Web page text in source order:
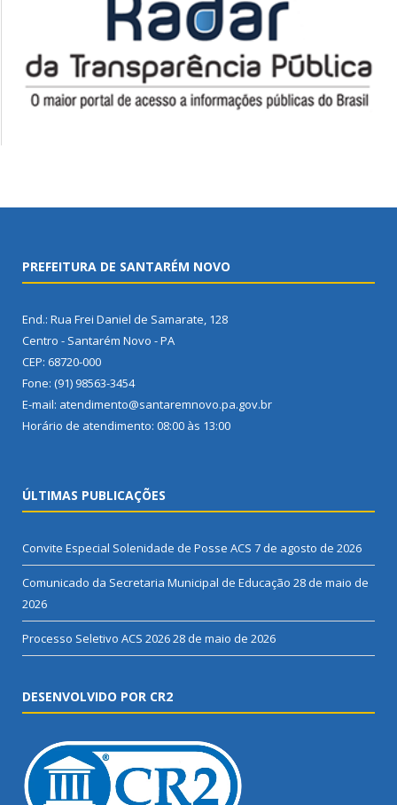
PREFEITURA DE SANTARÉM NOVO
End.: Rua Frei Daniel de Samarate, 128
Centro - Santarém Novo - PA
CEP: 68720-000
Fone: (91) 98563-3454
E-mail: atendimento@santaremnovo.pa.gov.br
Horário de atendimento: 08:00 às 13:00
ÚLTIMAS PUBLICAÇÕES
Convite Especial Solenidade de Posse ACS 7 de agosto de 2026
Comunicado da Secretaria Municipal de Educação 28 de maio de
2026
Processo Seletivo ACS 202628 de maio de 2026
DESENVOLVIDO POR CR2